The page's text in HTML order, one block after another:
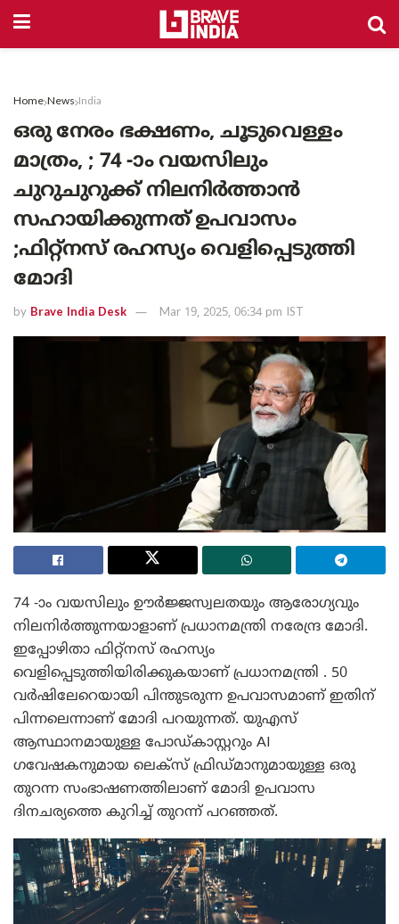
Home News India
ഒരു നേരം ഭക്ഷണം, ചൂടുവെള്ളം
മാത്രം, ; 74 -ാം വയസിലും
ചുറുചുറുക്ക് നിലനിർത്താൻ
സഹായിക്കുന്നത് ഉപവാസം
;ഫിറ്റ്നസ് രഹസ്യം വെളിപ്പെടുത്തി
മോദി
by Brave India Desk Mar 19, 2025, 06:34 pm IST
74 -ാം വയസിലും ഊർജ്ജസ്വലതയും ആരോഗ്യവും
നിലനിർത്തുന്നയാളാണ് പ്രധാനമന്ത്രി നരേന്ദ്ര മോദി.
ഇപ്പോഴിതാ ഫിറ്റ്നസ് രഹസ്യം
വെളിപ്പെടുത്തിയിരിക്കുകയാണ് പ്രധാനമന്ത്രി . 50
വർഷിലേറെയായി പിന്തുടരുന്ന ഉപവാസമാണ് ഇതിന്
പിന്നലെന്നാണ് മോദി പറയുന്നത്. യുഎസ്
ആസ്ഥാനമായുള്ള പോഡ്കാസ്റ്ററും AI
ഗവേഷകനുമായ ലെക്‌സ് ഫ്രിഡ്മാനുമായുള്ള ഒരു
തുറന്ന സംഭാഷണത്തിലാണ് മോദി ഉപവാസ
ദിനചര്യത്തെ കുറിച്ച് തുറന്ന് പറഞ്ഞത്.